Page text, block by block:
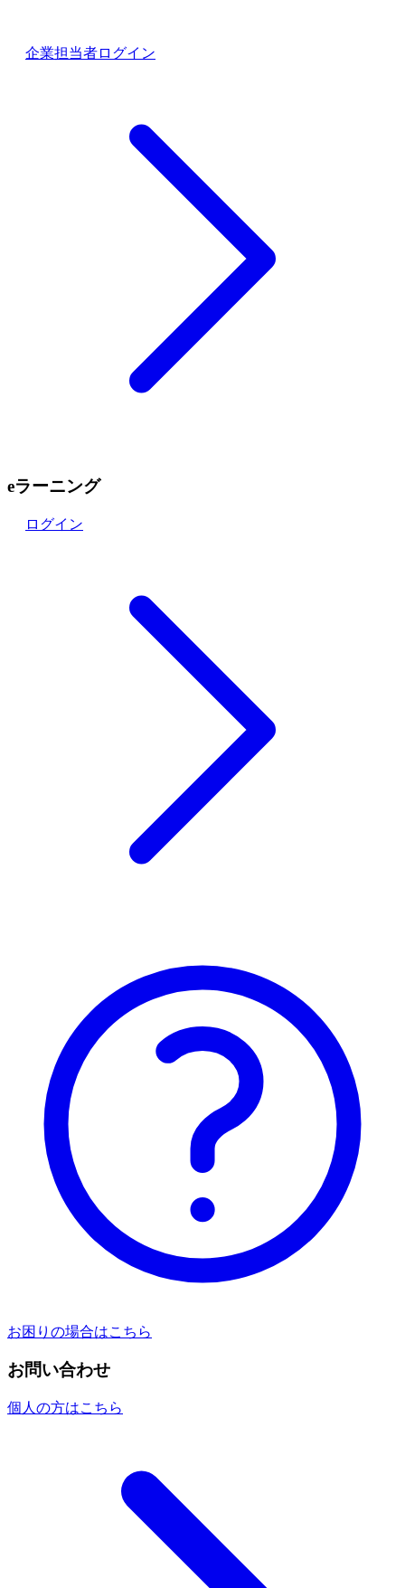
企業担当者ログイン
eラーニング
ログイン
お困りの場合はこちら
お問い合わせ
個人の方はこちら